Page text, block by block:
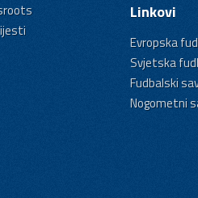
Linkovi
Evropska
Svjetska
Fudbalski
Nogometni